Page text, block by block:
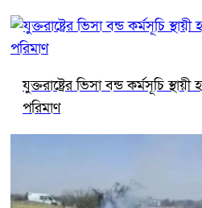
যুক্তরাষ্ট্রের ভিসা বন্ড কর্মসূচি
পরিমাণ